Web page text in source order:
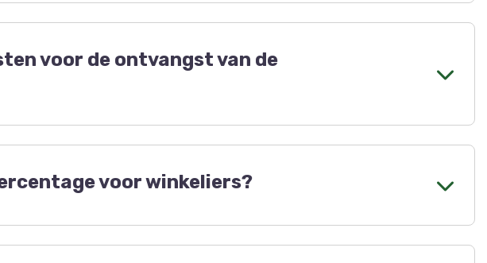
tijdschriften af te nemen, zodat je bijvoorbeeld alle creatieve
voor de ontvangst van de
voor haar rekening.
voor winkeliers?
50% van de bruto verkoopprijs van de bladen. Deze prijs